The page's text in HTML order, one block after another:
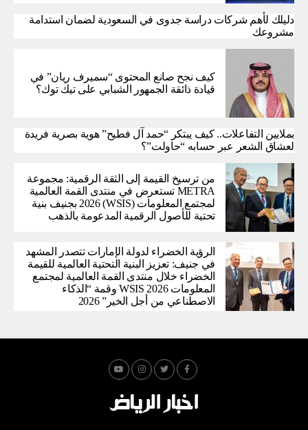
دليلك لأهم شركات دراسة جدوى في السعودية لضمان استدامة
مشروعك
كيف نجح صانع المحتوى “سميرف ريان” في
قيادة ذائقة الجمهور الشبابي على تيك توك؟
بملايين التفاعلات.. كيف يبتكر “حمد آل فطيح” هوية بصرية فريدة
لعشاق الشعر عبر حسابه “حاولت”؟
من ترسيخ القيمة إلى الثقة الرقمية: مجموعة
METRA تستعرض في منتدى القمة العالمية
لمجتمع المعلومات (WSIS) 2026 بجنيف بنية
تحتية للأصول الرقمية المدعومة بالذهب
الرؤية الخضراء لدولة الإمارات تتصدر المشهد
في جنيف: تعزيز البنية التحتية العالمية للقيمة
الخضراء خلال منتدى القمة العالمية لمجتمع
المعلومات WSIS 2026 وقمة “الذكاء
الاصطناعي من أجل الخير” 2026